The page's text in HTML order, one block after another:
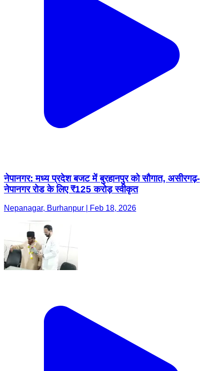
नेपानगर: मध्य प्रदेश बजट में बुरहानपुर को सौगात, असीरगढ़-
नेपानगर रोड के लिए ₹125 करोड़ स्वीकृत
Nepanagar, Burhanpur | Feb 18, 2026